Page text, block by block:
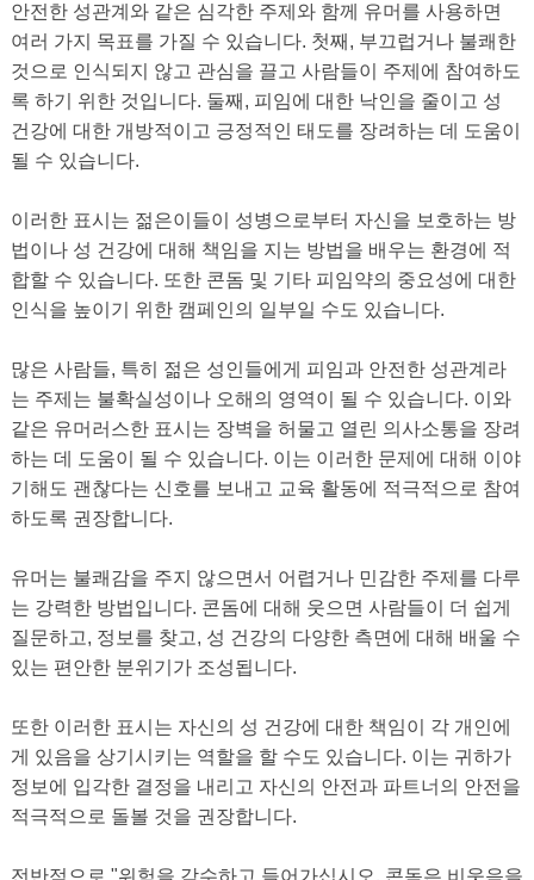
안전한 성관계와 같은 심각한 주제와 함께 유머를 사용하면
여러 가지 목표를 가질 수 있습니다. 첫째, 부끄럽거나 불쾌한
것으로 인식되지 않고 관심을 끌고 사람들이 주제에 참여하도
록 하기 위한 것입니다. 둘째, 피임에 대한 낙인을 줄이고 성
건강에 대한 개방적이고 긍정적인 태도를 장려하는 데 도움이
될 수 있습니다.
이러한 표시는 젊은이들이 성병으로부터 자신을 보호하는 방
법이나 성 건강에 대해 책임을 지는 방법을 배우는 환경에 적
합할 수 있습니다. 또한 콘돔 및 기타 피임약의 중요성에 대한
인식을 높이기 위한 캠페인의 일부일 수도 있습니다.
많은 사람들, 특히 젊은 성인들에게 피임과 안전한 성관계라
는 주제는 불확실성이나 오해의 영역이 될 수 있습니다. 이와
같은 유머러스한 표시는 장벽을 허물고 열린 의사소통을 장려
하는 데 도움이 될 수 있습니다. 이는 이러한 문제에 대해 이야
기해도 괜찮다는 신호를 보내고 교육 활동에 적극적으로 참여
하도록 권장합니다.
유머는 불쾌감을 주지 않으면서 어렵거나 민감한 주제를 다루
는 강력한 방법입니다. 콘돔에 대해 웃으면 사람들이 더 쉽게
질문하고, 정보를 찾고, 성 건강의 다양한 측면에 대해 배울 수
있는 편안한 분위기가 조성됩니다.
또한 이러한 표시는 자신의 성 건강에 대한 책임이 각 개인에
게 있음을 상기시키는 역할을 할 수도 있습니다. 이는 귀하가
정보에 입각한 결정을 내리고 자신의 안전과 파트너의 안전을
적극적으로 돌볼 것을 권장합니다.
전반적으로 "위험을 감수하고 들어가십시오. 콘돔은 비웃음을